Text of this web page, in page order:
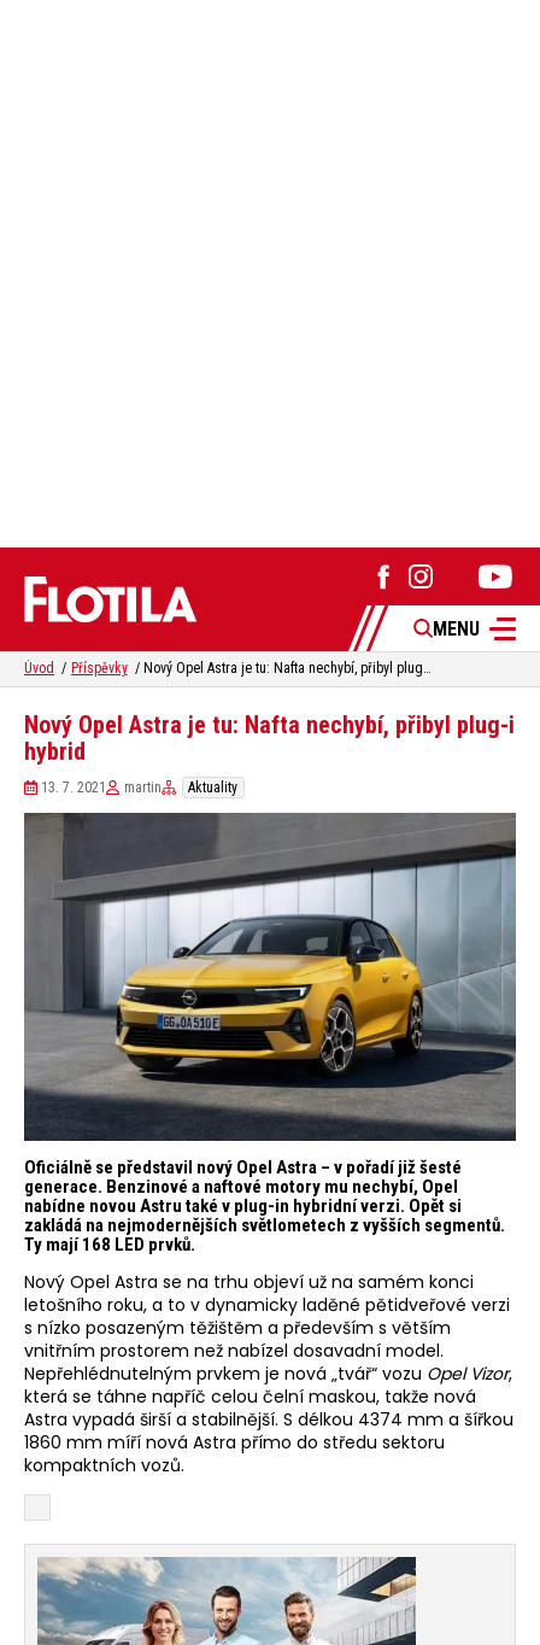
MENU
Úvod Příspěvky Nový Opel Astra je tu: Nafta nechybí, přibyl plug-i hybrid
Nový Opel Astra je tu: Nafta nechybí, přibyl plug-i
hybrid
13. 7. 2021 martin Aktuality
Oficiálně se představil nový Opel Astra – v pořadí již šesté
generace. Benzinové a naftové motory mu nechybí, Opel
nabídne novou Astru také v plug-in hybridní verzi. Opět si
zakládá na nejmodernějších světlometech z vyšších segmentů.
Ty mají 168 LED prvků.
Nový Opel Astra se na trhu objeví už na samém konci
letošního roku, a to v dynamicky laděné pětidveřové verzi
s nízko posazeným těžištěm a především s větším
vnitřním prostorem než nabízel dosavadní model.
Nepřehlédnutelným prvkem je nová „tvář“ vozu Opel Vizor,
která se táhne napříč celou čelní maskou, takže nová
Astra vypadá širší a stabilnější. S délkou 4374 mm a šířkou
1860 mm míří nová Astra přímo do středu sektoru
kompaktních vozů.